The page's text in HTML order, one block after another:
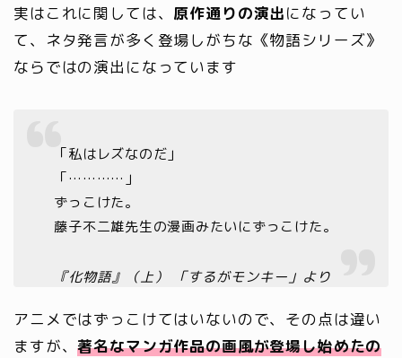
実はこれに関しては、 原作通りの演出になってい
て、ネタ発言が多く登場しがちな《物語シリーズ》
ならではの演出になっています
「私はレズなのだ」
「…………」
ずっこけた。
藤子不二雄先生の漫画みたいにずっこけた。
『化物語』（上） 「するがモンキー」より
アニメではずっこけてはいないので、その点は違い
ますが、著名なマンガ作品の画風が登場し始めたの